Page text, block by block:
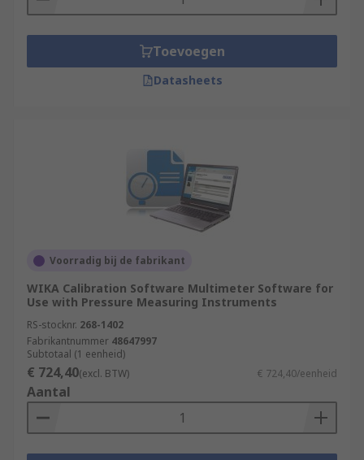
Toevoegen
Datasheets
Voorradig bij de fabrikant
WIKA Calibration Software Multimeter Software for
Use with Pressure Measuring Instruments
RS-stocknr. 268-1402
Fabrikantnummer 48647997
Subtotaal (1 eenheid)
€ 724,40(excl. BTW) € 724,40/eenheid
Aantal